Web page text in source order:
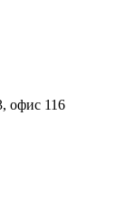
офис 116